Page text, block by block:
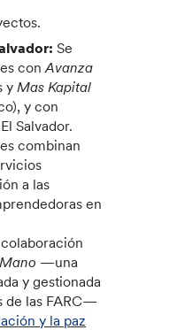
Se
conAvanza
yMas Kapital
y con
Salvador.
combinan
a las
en
—una
y gestionada
de las FARC—
y la paz